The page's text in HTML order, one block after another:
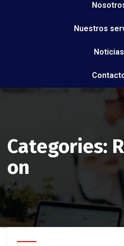
Nuestros
Noticias
Categories:
on